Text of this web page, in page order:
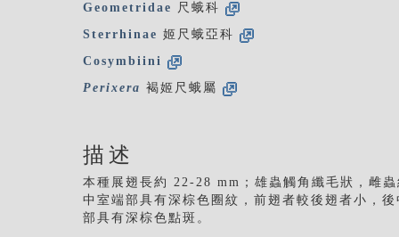
Geometridae
尺蛾科
Sterrhinae 姬尺蛾亞科
Cosymbiini
Perixera 褐姬尺蛾屬
描述
本種展翅長約 22-28 mm；雄蟲觸角纖毛狀，雌
中室端部具有深棕色圈紋，前翅者較後翅者小，
部具有深棕色點斑。